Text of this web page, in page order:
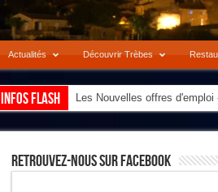
Actualités Découvrir Trèbes
Infos flash Les Nouvelles offres d'emploi
Retrouvez-Nous Sur Facebook